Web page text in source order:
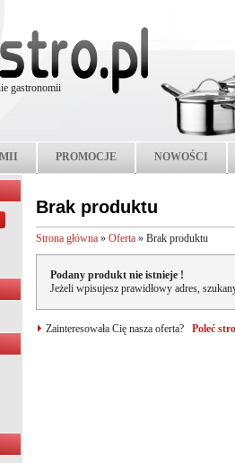
gastronomii
PROMOCJE NOWOŚCI
Brak produktu
Strona główna » Oferta » Brak produktu
Podany produkt nie istnieje !
Jeżeli wpisujesz prawidłowy adres,
Zainteresowała Cię nasza oferta? Poleć